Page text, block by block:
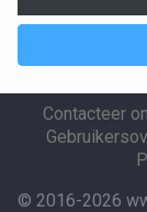
Contacteer
© 2016-2026